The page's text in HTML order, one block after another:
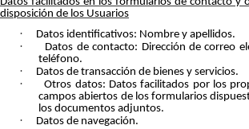
disposición de los Usuarios
· Datos identificativos: Nombre y apellidos.
·
Datos de contacto: Dirección de correo
teléfono.
· Datos de transacción de bienes y servicios.
·
Otros datos: Datos facilitados por los
campos abiertos de los formularios
los documentos adjuntos.
·
Datos de navegación.